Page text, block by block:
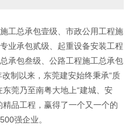
工总承包壹级、市政公用工程施
业承包贰级、起重设备安装工程
承包叁级、公路工程施工总承包
制以来，东莞建安始终秉承“质
莞乃至南粤大地上“建城、安
品工程，赢得了一个又一个的
强企业。